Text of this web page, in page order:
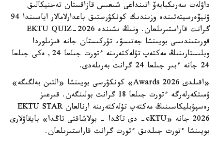
داۋلەت سەرىكبايەۆ اتىنداعى شىعىس قازاقستان تەحنيكالىق
ۋنيۆەرسيتەتىندە وزىندىك كونكۋرستىق باعدارلامالار اياسىندا 94
گرانت قاراستىرىلعان. ونىڭ ىشىندە EKTU QUIZ-2026
قورىتىندىسى بويىنشا جەتىسۋ، تۇركىستان جانە قىزىلوردا
وبلىستارىنىڭ مەكتەپ تۇلەكتەرىنە ءتورت جىلعا 24, ەكى جىلعا
24 جانە ءبىر جىلعا 24 گرانت بەرىلەدى.
«اقىلدى Awards 2026» كونكۋرسى بويىنشا «التىن بەلگىگە»
ۇمىتكەرلەرگە ءتورت جىلعا 18 گرانت بولىنگەن. قىرعىز
رەسپۋبليكاسىنىڭ مەكتەپ تۇلەكتەرىنە ارنالعان EKTU STAR
2026 جانە «eKTU- دى تاڭدا - بولاشاقتى تاڭدا» بايقاۋلارى
بويىنشا ءتورت جىلدىق ءتورت گرانت قاراستىرىلعان.